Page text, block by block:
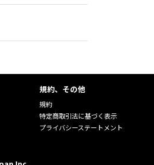
規約、その他
規約
特定商取引法に基づく表示
プライバシーステートメント